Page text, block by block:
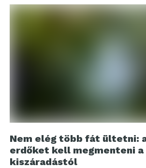
Nem elég több fát ültetni:
erdőket kell megmenteni a
kiszáradástól